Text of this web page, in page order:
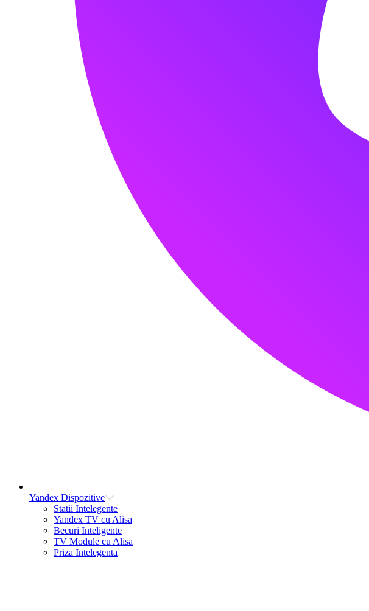
Yandex Dispozitive
Statii Intelegente
Yandex TV cu Alisa
Becuri Inteligente
TV Module cu Alisa
Priza Intelegenta